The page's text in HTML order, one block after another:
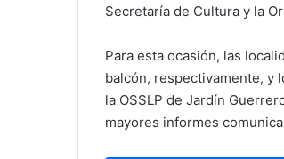
Secretaría de Cultura y la
Para esta ocasión, las
balcón, respectivamente, y
la OSSLP de Jardín
mayores informes